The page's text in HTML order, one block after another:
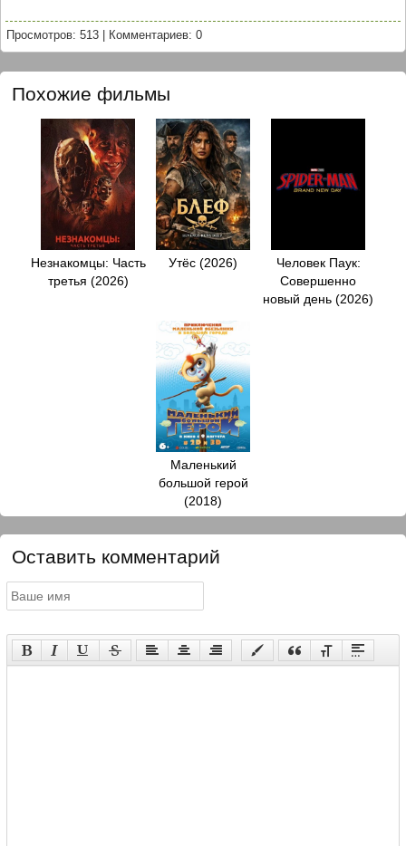
Просмотров: 513 | Комментариев: 0
Похожие фильмы
Незнакомцы: Часть
третья (2026)
Утёс (2026)
Человек Паук:
Совершенно
новый день (2026)
Маленький
большой герой
(2018)
Оставить комментарий